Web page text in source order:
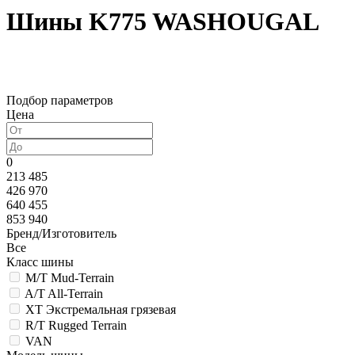
Шины K775 WASHOUGAL
Подбор параметров
Цена
0
213 485
426 970
640 455
853 940
Бренд/Изготовитель
Все
Класс шины
M/T Mud-Terrain
A/T All-Terrain
XT Экстремальная грязевая
R/T Rugged Terrain
VAN